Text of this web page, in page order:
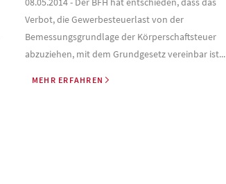
Verbot, die Gewerbesteuerlast von der
Bemessungsgrundlage der Körperschaftsteuer
abzuziehen, mit dem Grundgesetz vereinbar ist...
MEHR ERFAHREN